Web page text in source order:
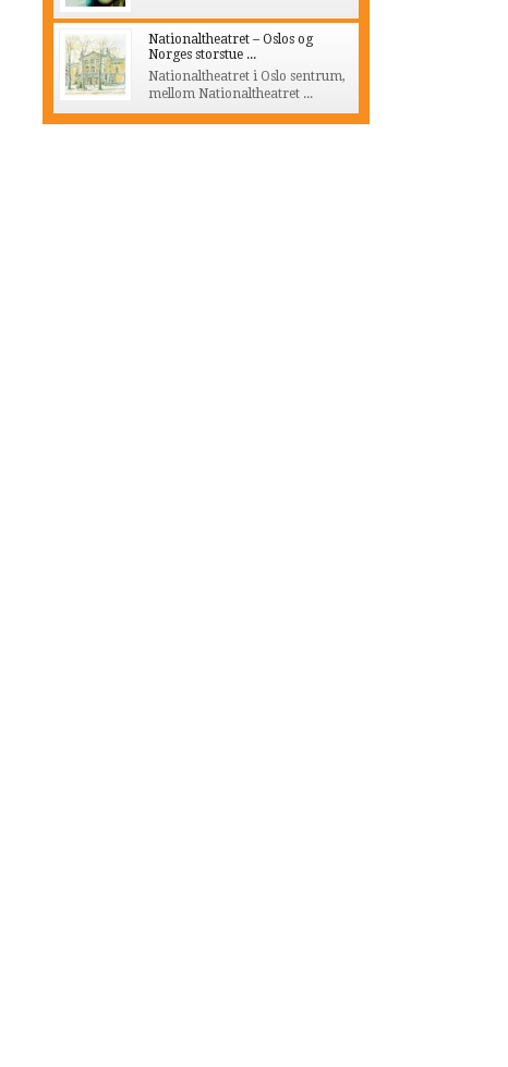
Nationaltheatret – Oslos og
Norges storstue ...
Nationaltheatret i Oslo sentrum,
mellom Nationaltheatret ...